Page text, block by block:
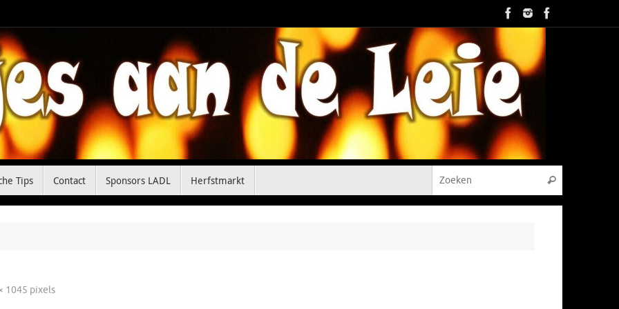
Tips Contact Sponsors LADL Herfstmarkt Zoeken
1045 pixels